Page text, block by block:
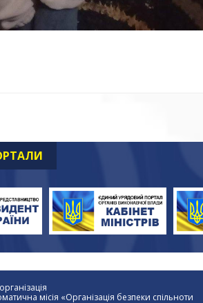
місія «Організація безпеки спільноти